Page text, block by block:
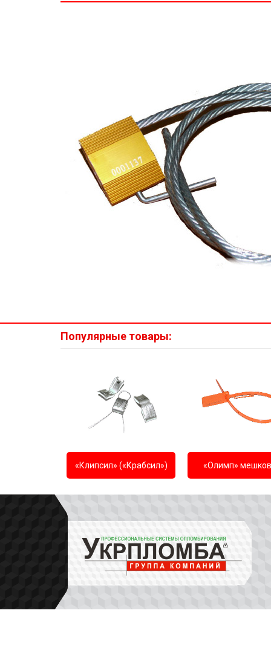
Популярные товары:
«Клипсил» («Крабсил») «Олимп»